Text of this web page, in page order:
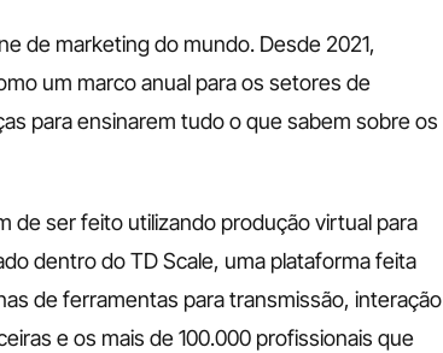
de marketing do mundo. Desde 2021,
um marco anual para os setores de
para ensinarem tudo o que sabem sobre os
de ser feito utilizando produção virtual para
dentro do TD Scale, uma plataforma feita
de ferramentas para transmissão, interação
e os mais de 100.000 profissionais que